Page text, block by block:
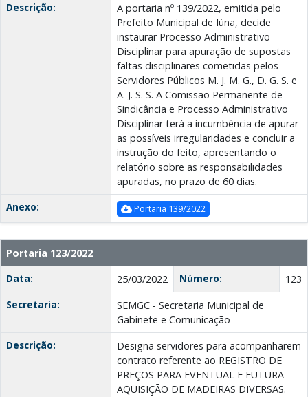
Descrição:
A portaria nº 139/2022, emitida pelo
Prefeito Municipal de Iúna, decide
instaurar Processo Administrativo
Disciplinar para apuração de supostas
faltas disciplinares cometidas pelos
Servidores Públicos M. J. M. G., D. G. S. e
A. J. S. S. A Comissão Permanente de
Sindicância e Processo Administrativo
Disciplinar terá a incumbência de apurar
as possíveis irregularidades e concluir a
instrução do feito, apresentando o
relatório sobre as responsabilidades
apuradas, no prazo de 60 dias.
Anexo:
Portaria 139/2022
Portaria 123/2022
Data:
25/03/2022 Número:
123
Secretaria:
SEMGC - Secretaria Municipal de
Gabinete e Comunicação
Descrição:
Designa servidores para acompanharem
contrato referente ao REGISTRO DE
PREÇOS PARA EVENTUAL E FUTURA
AQUISIÇÃO DE MADEIRAS DIVERSAS.